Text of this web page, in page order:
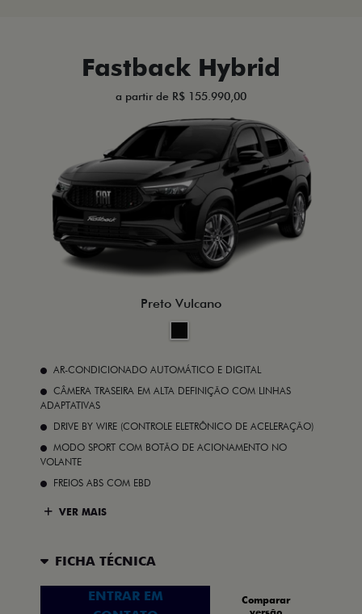
Fastback Hybrid
a partir de R$ 155.990,00
Preto Vulcano
AR-CONDICIONADO AUTOMÁTICO E DIGITAL
CÂMERA TRASEIRA EM ALTA DEFINIÇÃO COM LINHAS
ADAPTATIVAS
DRIVE BY WIRE (CONTROLE ELETRÔNICO DE ACELERAÇÃO)
MODO SPORT COM BOTÃO DE ACIONAMENTO NO
VOLANTE
FREIOS ABS COM EBD
VER MAIS
FICHA TÉCNICA
ENTRAR EM
Comparar